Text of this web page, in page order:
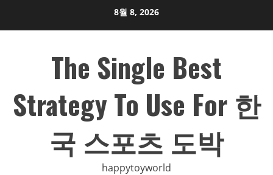
8월 8, 2026
The Single Best
Strategy To Use For 한
국 스포츠 도박
happytoyworld